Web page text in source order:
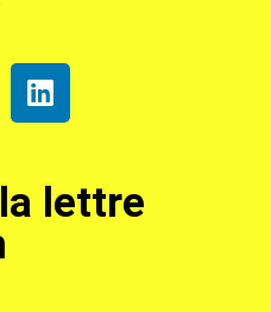
lettre